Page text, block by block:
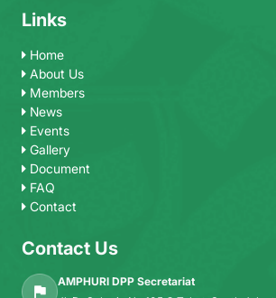
Links
Home
About Us
Members
News
Events
Gallery
Document
FAQ
Contact
Contact Us
AMPHURI DPP Secretariat